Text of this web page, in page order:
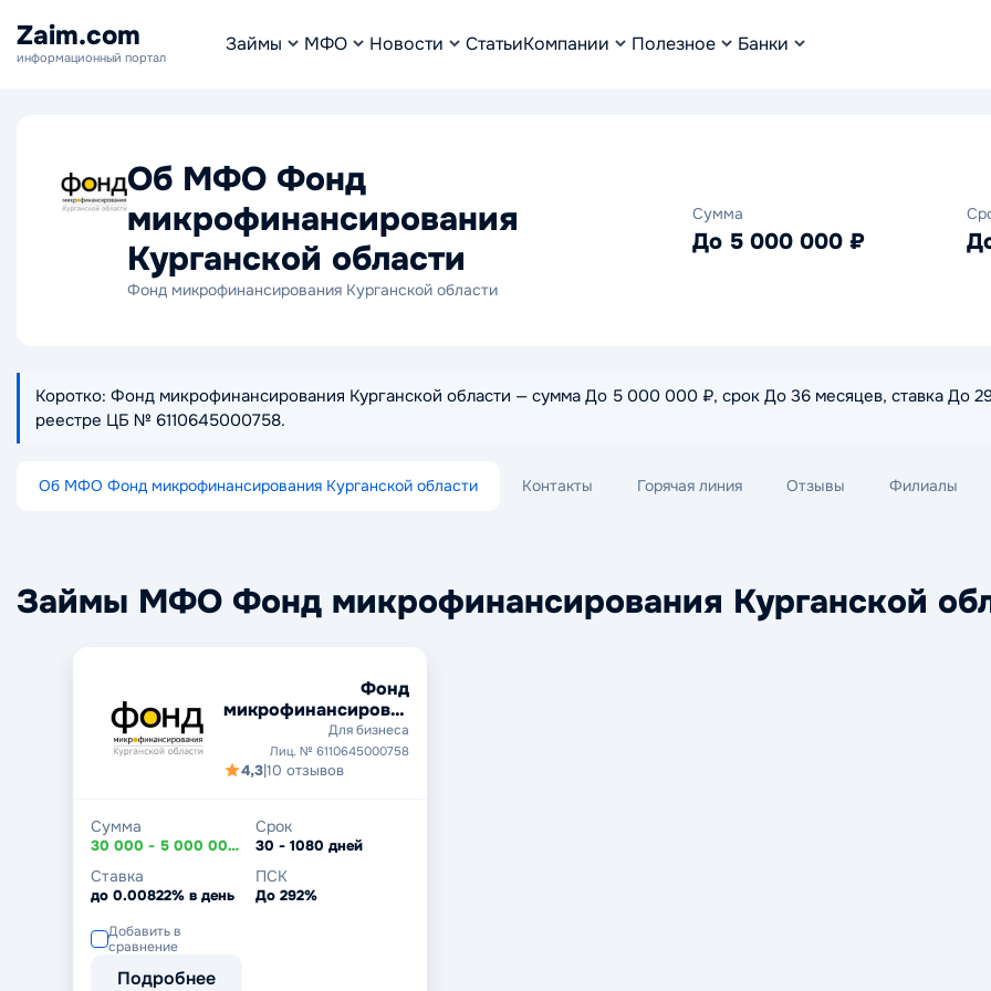
Zaim.com
информационный портал
Займы МФО Новости СтатьиКомпании Полезное Банки
Об МФО Фонд
микрофинансирования
Курганской области
Фонд микрофинансирования Курганской области
Сумма
До 5 000 000 ₽
Коротко: Фонд микрофинансирования Курганской области — сумма До 5 000 000 ₽, срок До 36 месяцев, ставка До
реестре ЦБ № 6110645000758.
Об МФО Фонд микрофинансирования Курганской области Контакты Горячая линия Отзывы Филиалы
Займы МФО Фонд микрофинансирования Курганской
Фонд
микрофинансирования
Курганской области
Для бизнеса
Лиц. № 6110645000758
4,3|10 отзывов
Сумма
30 000 - 5 000 000₽
Срок
30 - 1080 дней
Ставка
до 0.00822% в день
ПСК
До 292%
Добавить в
сравнение
Подробнее